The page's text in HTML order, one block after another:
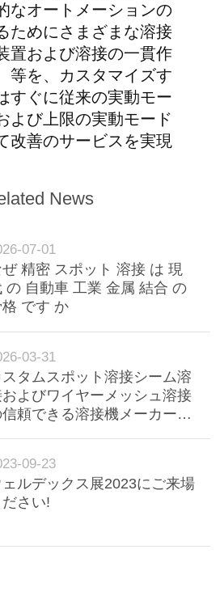
なオートメーションの
ためにさまざまな溶接
置および溶接の一貫作
等を、カスタマイズす
すぐに従来の実動モー
よび上限の実動モード
改善のサービスを実現
News
07-01
ぜ 精密 スポット 溶接 は 現
の 自動車 工業 金属 結合 の
です か
03-31
スタムスポット溶接シーム溶
よびワイヤーメッシュ溶接
頼できる溶接機メーカーの
09-23
ェルデックス展2023にご来場
ださい!